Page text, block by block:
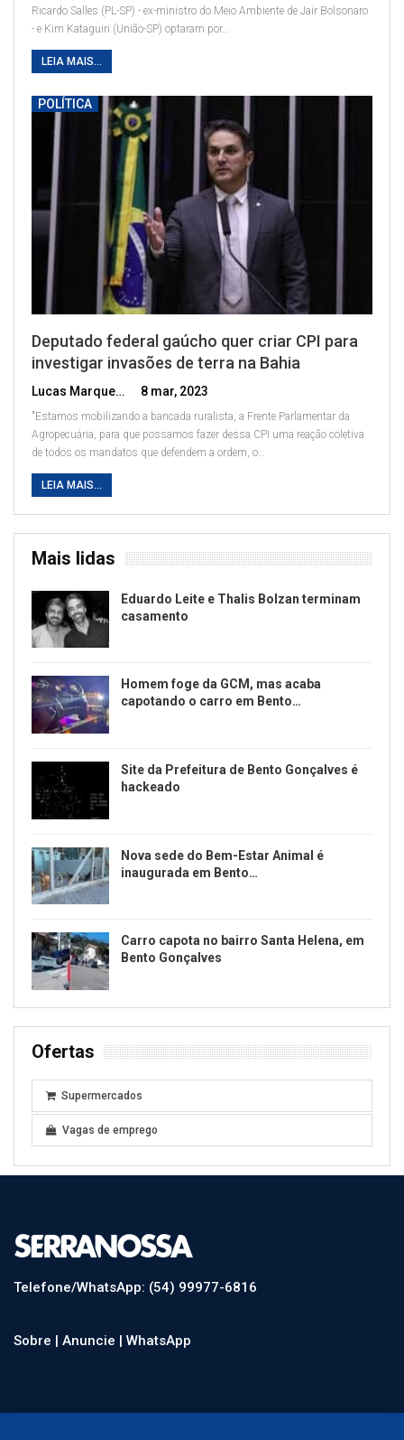
Ricardo Salles (PL-SP) - ex-ministro do Meio Ambiente de Jair Bolsonaro
- e Kim Kataguiri (União-SP) optaram por…
LEIA MAIS...
POLÍTICA
Deputado federal gaúcho quer criar CPI para
investigar invasões de terra na Bahia
Lucas Marques 8 mar, 2023
"Estamos mobilizando a bancada ruralista, a Frente Parlamentar da
Agropecuária, para que possamos fazer dessa CPI uma reação coletiva
de todos os mandatos que defendem a ordem, o…
LEIA MAIS...
Mais lidas
Eduardo Leite e Thalis Bolzan terminam
casamento
Homem foge da GCM, mas acaba
capotando o carro em Bento…
Site da Prefeitura de Bento Gonçalves é
hackeado
Nova sede do Bem-Estar Animal é
inaugurada em Bento…
Carro capota no bairro Santa Helena, em
Bento Gonçalves
Ofertas
Supermercados
Vagas de emprego
Telefone/WhatsApp: (54) 99977-6816
Sobre | Anuncie | WhatsApp